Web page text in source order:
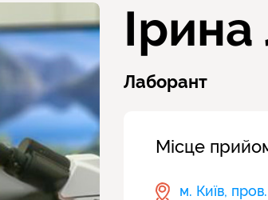
Лаборант
Місце
м. Київ,